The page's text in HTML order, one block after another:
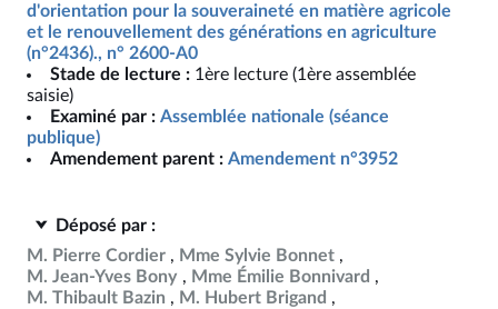
d'orientation pour la souveraineté en matière agricole
et le renouvellement des générations en agriculture
(n°2436)., n° 2600-A0
Stade de lecture : 1ère lecture (1ère assemblée
saisie)
Examiné par : Assemblée nationale (séance
publique)
Amendement parent : Amendement n°3952
Déposé par :
M. Pierre Cordier
Mme Sylvie Bonnet
M. Jean-Yves Bony
Mme Émilie Bonnivard
M. Thibault Bazin
M. Hubert Brigand